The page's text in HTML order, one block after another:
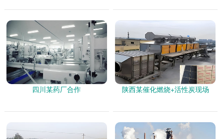
四川某药厂合作 陕西某催化燃烧+活性炭现场